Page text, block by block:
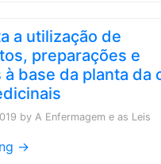
a utilização de
preparações e
base da planta da
by A Enfermagem e as Leis
→